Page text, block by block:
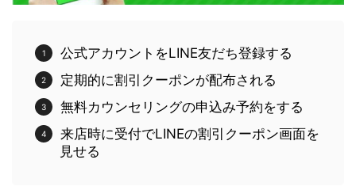
公式アカウントをLINE友だち登録する
定期的に割引クーポンが配布される
無料カウンセリングの申込み予約をする
来店時に受付でLINEの割引クーポン画面を
見せる